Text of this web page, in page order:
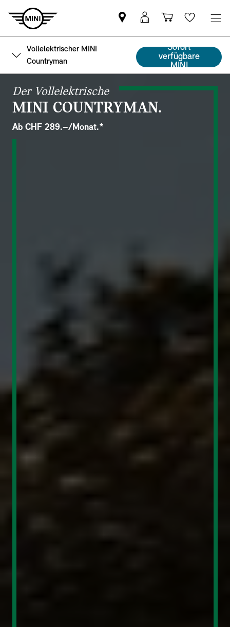
MINI
Partner
finden
MyMini
login
Wishlist
Vollelektrischer MINI
Countryman
Sofort
verfügbare
MINI
Der Vollelektrische
MINI COUNTRYMAN.
Ab CHF 289.–/Monat.*